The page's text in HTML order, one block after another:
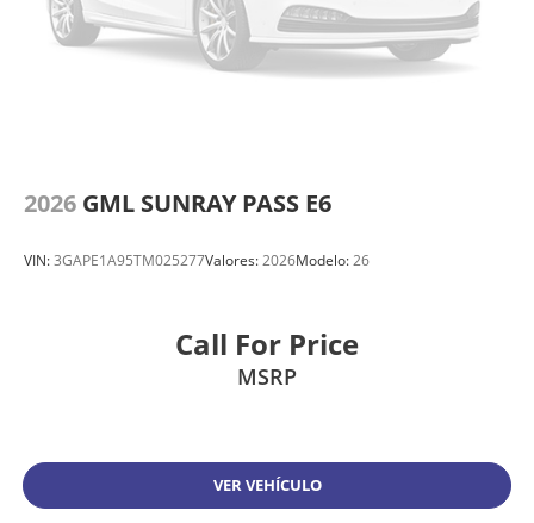
2026 GML SUNRAY PASS E6
VIN:3GAPE1A95TM025277Valores:2026Modelo:26
Call For Price
MSRP
VER VEHÍCULO